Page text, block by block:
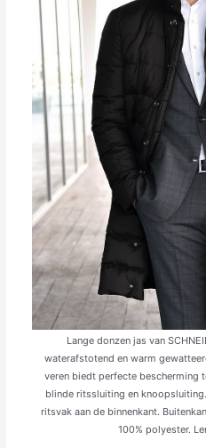
Lange donzen jas van
waterafstotend en warm
veren biedt perfecte bescherming
blinde ritssluiting en
ritsvak aan de binnenkant.
100% polyester.